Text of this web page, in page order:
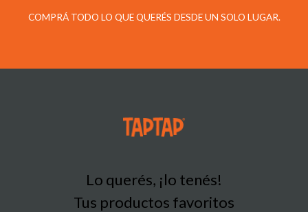
COMPRÁ TODO LO QUE QUERÉS DESDE UN SOLO LUGAR.
Lo querés, ¡lo tenés!
Tus productos favoritos